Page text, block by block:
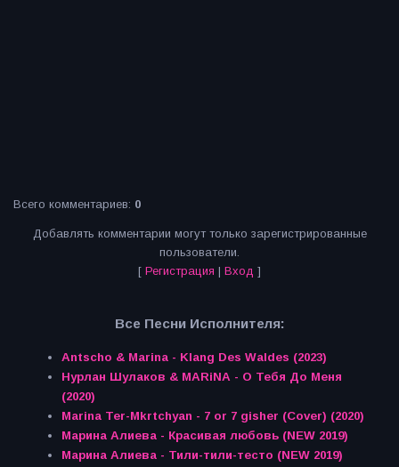
Всего комментариев: 0
Добавлять комментарии могут только зарегистрированные
пользователи.
[ Регистрация | Вход ]
Все Песни Исполнителя:
Antscho & Marina - Klang Des Waldes (2023)
Нурлан Шулаков & MARiNA - О Тебя До Меня
(2020)
Marina Ter-Mkrtchyan - 7 or 7 gisher (Cover) (2020)
Марина Алиева - Красивая любовь (NEW 2019)
Марина Алиева - Тили-тили-тесто (NEW 2019)